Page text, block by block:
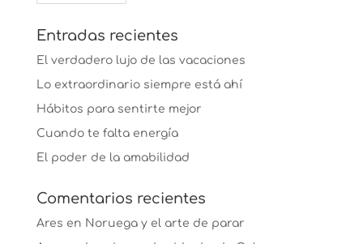
Entradas recientes
El verdadero lujo de las vacaciones
Lo extraordinario siempre está ahí
Hábitos para sentirte mejor
Cuando te falta energía
El poder de la amabilidad
Comentarios recientes
Ares en Noruega y el arte de parar